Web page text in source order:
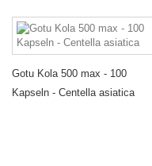
Gotu Kola 500 max - 100
Kapseln - Centella asiatica